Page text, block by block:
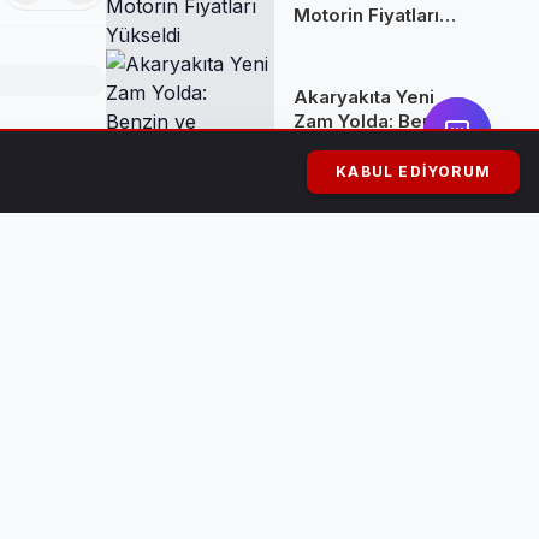
Motorin Fiyatları
Akaryakıta Yeni
Zam Yolda: Benzin
ve Motorine
Yüksek Artış
Bekleniyor
KABUL EDIYORUM